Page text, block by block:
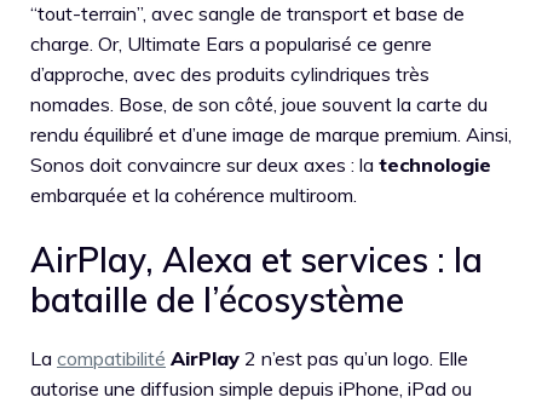
“tout-terrain”, avec sangle de transport et base de
charge. Or, Ultimate Ears a popularisé ce genre
d’approche, avec des produits cylindriques très
nomades. Bose, de son côté, joue souvent la carte du
rendu équilibré et d’une image de marque premium. Ainsi,
Sonos doit convaincre sur deux axes : la technologie
embarquée et la cohérence multiroom.
AirPlay, Alexa et services : la
bataille de l’écosystème
La compatibilité AirPlay 2 n’est pas qu’un logo. Elle
autorise une diffusion simple depuis iPhone, iPad ou